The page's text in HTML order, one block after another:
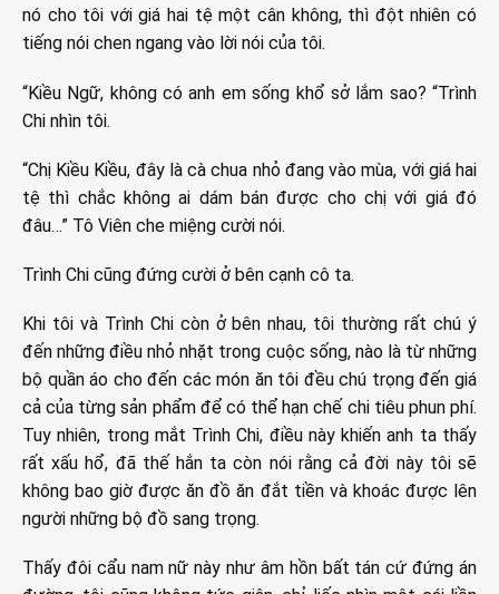
nó cho tôi với giá hai tệ một cân không, thì đột nhiên có
tiếng nói chen ngang vào lời nói của tôi.
“Kiều Ngữ, không có anh em sống khổ sở lắm sao? “Trình
Chi nhìn tôi.
“Chị Kiều Kiều, đây là cà chua nhỏ đang vào mùa, với giá hai
tệ thì chắc không ai dám bán được cho chị với giá đó
đâu…” Tô Viên che miệng cười nói.
Trình Chi cũng đứng cười ở bên cạnh cô ta.
Khi tôi và Trình Chi còn ở bên nhau, tôi thường rất chú ý
đến những điều nhỏ nhặt trong cuộc sống, nào là từ những
bộ quần áo cho đến các món ăn tôi đều chú trọng đến giá
cả của từng sản phẩm để có thể hạn chế chi tiêu phun phí.
Tuy nhiên, trong mắt Trình Chi, điều này khiến anh ta thấy
rất xấu hổ, đã thế hắn ta còn nói rằng cả đời này tôi sẽ
không bao giờ được ăn đồ ăn đắt tiền và khoác được lên
người những bộ đồ sang trọng.
Thấy đôi cẩu nam nữ này như âm hồn bất tán cứ đứng án